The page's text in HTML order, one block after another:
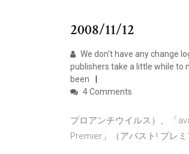
2008/11/12
We don't have any change
publishers take a little while to
been
4 Comments
プロアンチウイルス）、「
Premier」（アバスト! プレ